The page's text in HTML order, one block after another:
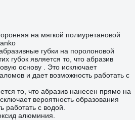
на мягкой полиуретановой
губки на поролоновой
губок является то, что абразив
основу . Это исключает
и дает возможность работать с
то, что абразив нанесен прямо на
вероятность образования
работать с водой.
алюминия.